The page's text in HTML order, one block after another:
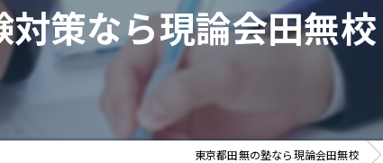
策なら現論会田無
東京都田無の塾なら現論会田無校